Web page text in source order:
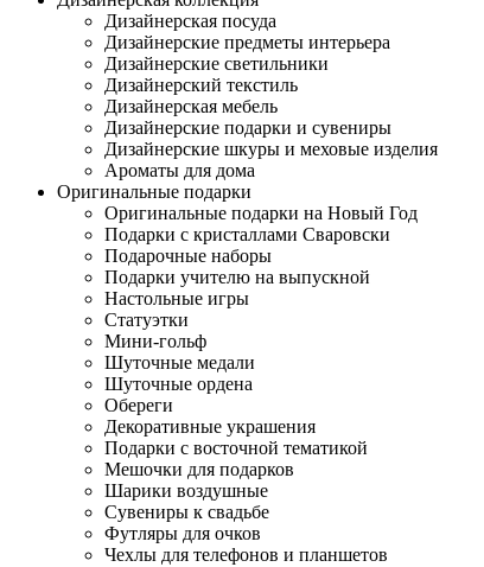
Дизайнерская посуда
Дизайнерские предметы интерьера
Дизайнерские светильники
Дизайнерский текстиль
Дизайнерская мебель
Дизайнерские подарки и сувениры
Дизайнерские шкуры и меховые изделия
Ароматы для дома
Оригинальные подарки
Оригинальные подарки на Новый Год
Подарки с кристаллами Сваровски
Подарочные наборы
Подарки учителю на выпускной
Настольные игры
Статуэтки
Мини-гольф
Шуточные медали
Шуточные ордена
Обереги
Декоративные украшения
Подарки с восточной тематикой
Мешочки для подарков
Шарики воздушные
Сувениры к свадьбе
Футляры для очков
Чехлы для телефонов и планшетов